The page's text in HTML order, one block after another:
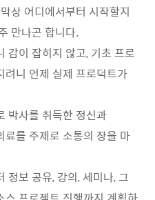
상 어디에서부터 시작할지
만나곤 합니다.
감이 잡히지 않고, 기초 프로
려니 언제 실제 프로덕트가
박사를 취득한 정신과
료를 주제로 소통의 장을 마
정보 공유, 강의, 세미나, 그